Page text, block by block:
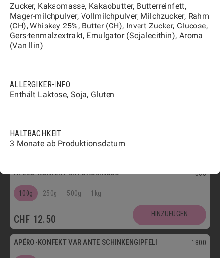
CHF12.50 HINZUFÜGEN
Vegetarisch
FLÛTES MIT KÜMMEL 1808
CHF12.00
CHF12.00
APÉRO-KONFEKT MIT BAUMNUSS 1803
100g 250g 500g 1kg
CHF 12.50 HINZUFÜGEN
APÉRO-KONFEKT VARIANTE SCHINKENGIPFELI 1800
Zucker, Kakaomasse, Kakaobutter, Butterreinfett,
Mager-milchpulver, Vollmilchpulver, Milchzucker, Rahm
(CH), Whiskey 25%, Butter (CH), Invert Zucker, Glucose,
Gers-tenmalzextrakt, Emulgator (Sojalecithin), Aroma
(Vanillin)
ALLERGIKER-INFO
Enthält Laktose, Soja, Gluten
HALTBACHKEIT
3 Monate ab Produktionsdatum